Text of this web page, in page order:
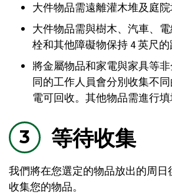
大件物品需遠離灌木堆及庭院
大件物品需與樹木、汽車、
栓和其他障礙物保持 4 英尺的
將金屬物品和家電與家具等
同的工作人員會分別收集不
電可回收。其他物品需進行填
等待收集
我們將在您選定的物品放出的周日
收集您的物品。